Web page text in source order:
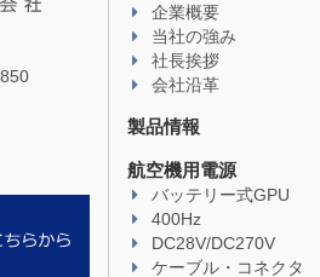
企業概要
当社の強み
社長挨拶
会社沿革
製品情報
航空機用電源
バッテリー式GPU
400Hz
DC28V/DC270V
ケーブル・コネクタ